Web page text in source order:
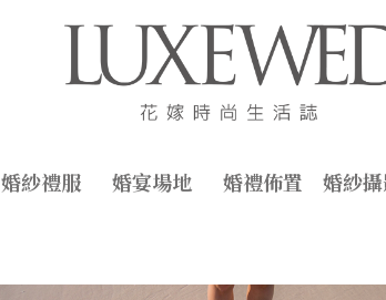
婚紗禮服 婚宴場地 婚禮佈置 婚紗